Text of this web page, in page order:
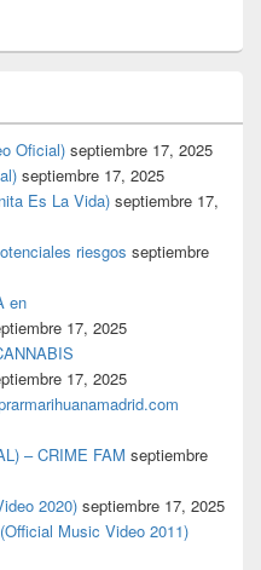
Oficial) septiembre 17, 2025
septiembre 17, 2025
Es La Vida) septiembre 17,
riesgos septiembre
en
17, 2025
17, 2025
– CRIME FAM septiembre
2020) septiembre 17, 2025
Music Video 2011)